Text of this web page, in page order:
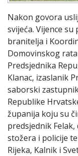
Nakon govora
svijeća. Vijence
branitelja i
Domovinskog
Predsjednika
Klanac, izaslanik
saborski
Republike
županija koju su
predsjednik Felak,
stožera i policije
Rijeka, Kalnik i